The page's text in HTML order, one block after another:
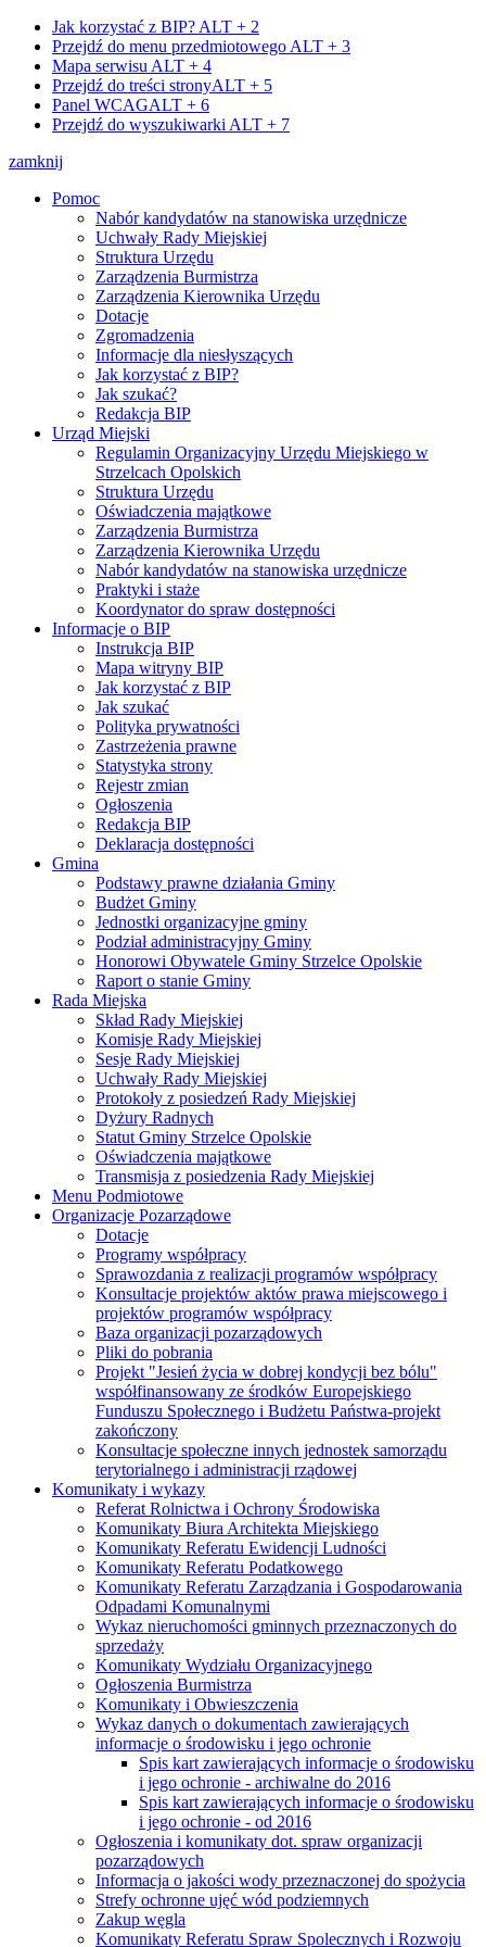
Jak korzystać z BIP? ALT + 2
Przejdź do menu przedmiotowego ALT + 3
Mapa serwisu ALT + 4
Przejdź do treści stronyALT + 5
Panel WCAGALT + 6
Przejdź do wyszukiwarki ALT + 7
zamknij
Pomoc
Nabór kandydatów na stanowiska urzędnicze
Uchwały Rady Miejskiej
Struktura Urzędu
Zarządzenia Burmistrza
Zarządzenia Kierownika Urzędu
Dotacje
Zgromadzenia
Informacje dla niesłyszących
Jak korzystać z BIP?
Jak szukać?
Redakcja BIP
Urząd Miejski
Regulamin Organizacyjny Urzędu Miejskiego w
Strzelcach Opolskich
Struktura Urzędu
Oświadczenia majątkowe
Zarządzenia Burmistrza
Zarządzenia Kierownika Urzędu
Nabór kandydatów na stanowiska urzędnicze
Praktyki i staże
Koordynator do spraw dostępności
Informacje o BIP
Instrukcja BIP
Mapa witryny BIP
Jak korzystać z BIP
Jak szukać
Polityka prywatności
Zastrzeżenia prawne
Statystyka strony
Rejestr zmian
Ogłoszenia
Redakcja BIP
Deklaracja dostępności
Gmina
Podstawy prawne działania Gminy
Budżet Gminy
Jednostki organizacyjne gminy
Podział administracyjny Gminy
Honorowi Obywatele Gminy Strzelce Opolskie
Raport o stanie Gminy
Rada Miejska
Skład Rady Miejskiej
Komisje Rady Miejskiej
Sesje Rady Miejskiej
Uchwały Rady Miejskiej
Protokoły z posiedzeń Rady Miejskiej
Dyżury Radnych
Statut Gminy Strzelce Opolskie
Oświadczenia majątkowe
Transmisja z posiedzenia Rady Miejskiej
Menu Podmiotowe
Organizacje Pozarządowe
Dotacje
Programy współpracy
Sprawozdania z realizacji programów współpracy
Konsultacje projektów aktów prawa miejscowego i
projektów programów współpracy
Baza organizacji pozarządowych
Pliki do pobrania
Projekt "Jesień życia w dobrej kondycji bez bólu"
współfinansowany ze środków Europejskiego
Funduszu Społecznego i Budżetu Państwa-projekt
zakończony
Konsultacje społeczne innych jednostek samorządu
terytorialnego i administracji rządowej
Komunikaty i wykazy
Referat Rolnictwa i Ochrony Środowiska
Komunikaty Biura Architekta Miejskiego
Komunikaty Referatu Ewidencji Ludności
Komunikaty Referatu Podatkowego
Komunikaty Referatu Zarządzania i Gospodarowania
Odpadami Komunalnymi
Wykaz nieruchomości gminnych przeznaczonych do
sprzedaży
Komunikaty Wydziału Organizacyjnego
Ogłoszenia Burmistrza
Komunikaty i Obwieszczenia
Wykaz danych o dokumentach zawierających
informacje o środowisku i jego ochronie
Spis kart zawierających informacje o środowisku
i jego ochronie - archiwalne do 2016
Spis kart zawierających informacje o środowisku
i jego ochronie - od 2016
Ogłoszenia i komunikaty dot. spraw organizacji
pozarządowych
Informacja o jakości wody przeznaczonej do spożycia
Strefy ochronne ujęć wód podziemnych
Zakup węgla
Komunikaty Referatu Spraw Spolecznych i Rozwoju